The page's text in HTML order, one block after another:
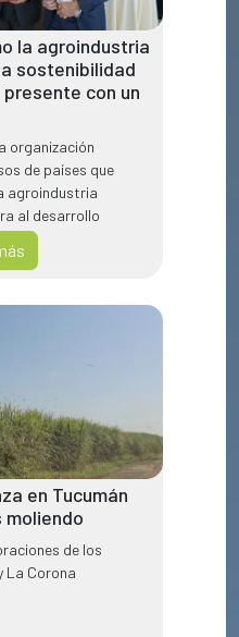
la agroindustria
sostenibilidad
con un
organización
de países que
agroindustria
al desarrollo
en Tucumán
moliendo
de los
La Corona